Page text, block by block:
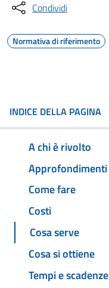
Condividi
Normativa di riferimento
INDICE DELLA PAGINA
A chi è rivolto
Approfondimenti
Come fare
Costi
Cosa serve
Cosa si ottiene
Tempi e scadenze